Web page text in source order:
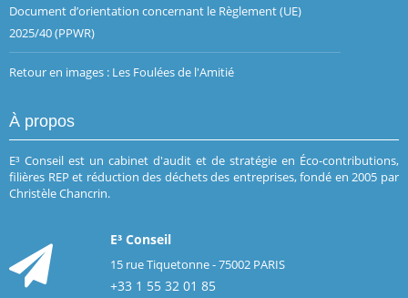
Document d’orientation concernant le Règlement (UE)
2025/40 (PPWR)
Retour en images : Les Foulées de l'Amitié
À propos
E³ Conseil est un cabinet d'audit et de stratégie en Éco-contributions,
filières REP et réduction des déchets des entreprises, fondé en 2005 par
Christèle Chancrin.
E³ Conseil
15 rue Tiquetonne - 75002 PARIS
+33 1 55 32 01 85